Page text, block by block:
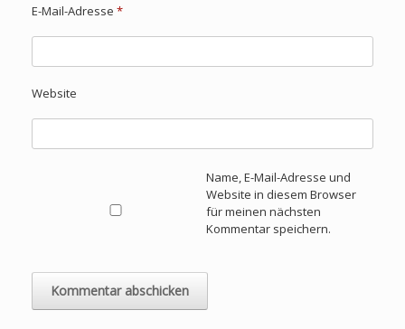
E-Mail-Adresse *
Website
Name, E-Mail-Adresse und
Website in diesem Browser
für meinen nächsten
Kommentar speichern.